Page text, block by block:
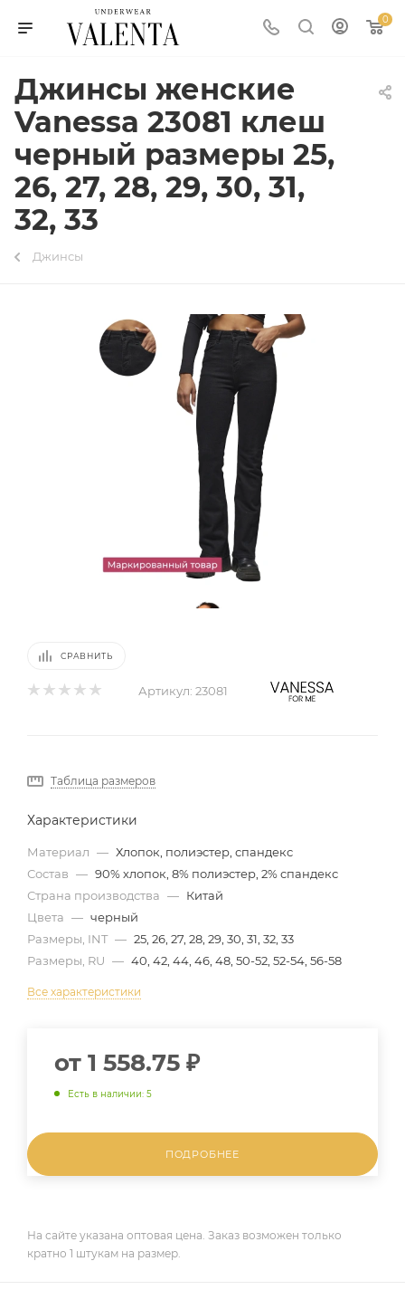
0
Джинсы женские
Vanessa 23081 клеш
черный размеры 25,
26, 27, 28, 29, 30, 31,
32, 33
Джинсы
СРАВНИТЬ
Артикул: 23081
Таблица размеров
Характеристики
Материал — Хлопок, полиэстер, спандекс
Состав — 90% хлопок, 8% полиэстер, 2% спандекс
Страна производства — Китай
Цвета — черный
Размеры, INT — 25, 26, 27, 28, 29, 30, 31, 32, 33
Размеры, RU — 40, 42, 44, 46, 48, 50-52, 52-54, 56-58
Все характеристики
от 1 558.75 ₽
Есть в наличии: 5
ПОДРОБНЕЕ
На сайте указана оптовая цена. Заказ возможен только
кратно 1 штукам на размер.